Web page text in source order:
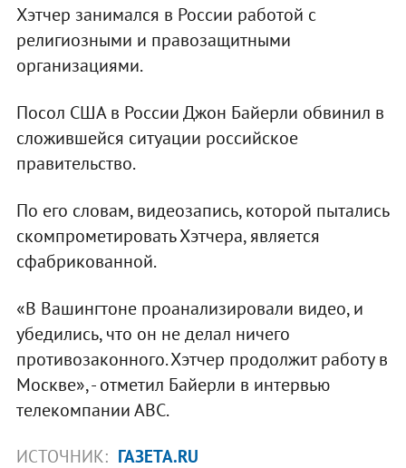
Хэтчер занимался в России работой с
религиозными и правозащитными
организациями.
Посол США в России Джон Байерли обвинил в
сложившейся ситуации российское
правительство.
По его словам, видеозапись, которой пытались
скомпрометировать Хэтчера, является
сфабрикованной.
«В Вашингтоне проанализировали видео, и
убедились, что он не делал ничего
противозаконного. Хэтчер продолжит работу в
Москве», - отметил Байерли в интервью
телекомпании АВС.
ИСТОЧНИК: ГАЗЕТА.RU